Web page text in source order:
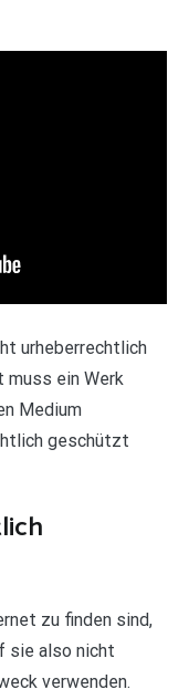
urheberrechtlich
muss ein Werk
Medium
geschützt
zu finden sind,
sie also nicht
verwenden.